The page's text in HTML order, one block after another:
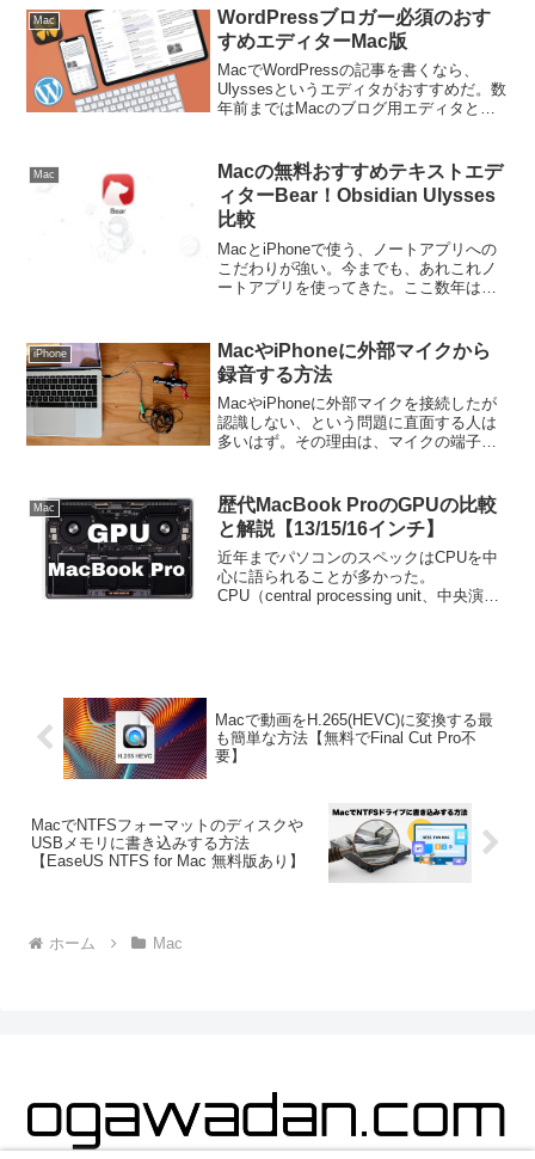
度になることはご存知だろうか？この記
事で...
Mac
WordPressブロガー必須のおす
すめエディターMac版
MacでWordPressの記事を書くなら、
Ulyssesというエディタがおすすめだ。数
年前まではMacのブログ用エディタとい
事を投稿するなら、Uly...
Mac
Macの無料おすすめテキストエデ
ィターBear！Obsidian Ulysses
比較
MacとiPhoneで使う、ノートアプリへの
こだわりが強い。今までも、あれこれノ
ートアプリを使ってきた。ここ数年は
とが難しくなった今、コスト削減の矢面
に立...
iPhone
MacやiPhoneに外部マイクから
録音する方法
MacやiPhoneに外部マイクを接続したが
認識しない、という問題に直面する人は
多いはず。その理由は、マイクの端子と
マイクの３極をMac/iPhoneの４極に...
Mac
歴代MacBook ProのGPUの比較
と解説【13/15/16インチ】
近年までパソコンのスペックはCPUを中
心に語られることが多かった。
CPU（central processing unit、中央演算
Macで動画をH.265(HEVC)に変換する最
も簡単な方法【無料でFinal Cut Pro不
要】
MacでNTFSフォーマットのディスクや
USBメモリに書き込みする方法
【EaseUS NTFS for Mac 無料版あり】
ホーム Mac